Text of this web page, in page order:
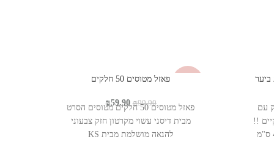
עם
ענקיים !!
גודל הפאזל 60 ס"מ רוחב על 45 ס"מ
פאזל מטוסים 50 חלקים
₪99.90
המחיר
המקורי
היה:
₪99.90.
₪59.90
הוא:
₪59.90.
פאזל מטוסים 50 חלקים מטוסים הסרט
מבית דיסני עשוי מקרטון חזק צבעוני
להנאה מושלמת מבית KS